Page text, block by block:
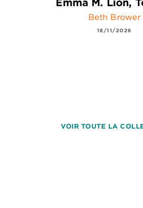
Beth Brower
18/11/2026
VOIR TOUTE LA